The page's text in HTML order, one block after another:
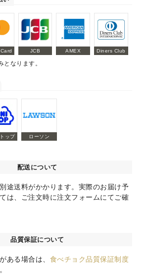
JCB AMEX Diners Club
なります。
ップ ローソン
配送について
途送料がかかります。実際のお届け予
は、ご注文時に注文フォームにてご確
品質保証について
ある場合は、 食べチョク品質保証制度